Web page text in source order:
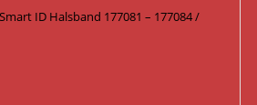
ID Halsband 177081 – 177084 /